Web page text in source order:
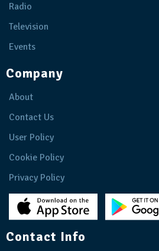
Radio
Television
Events
Company
About
Contact Us
User Policy
Cookie Policy
Privacy Policy
Contact Info